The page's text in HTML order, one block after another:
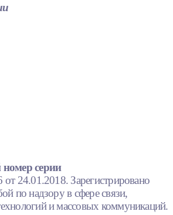
серии
24.01.2018. Зарегистрировано
по надзору в сфере связи,
и массовых коммуникаций.